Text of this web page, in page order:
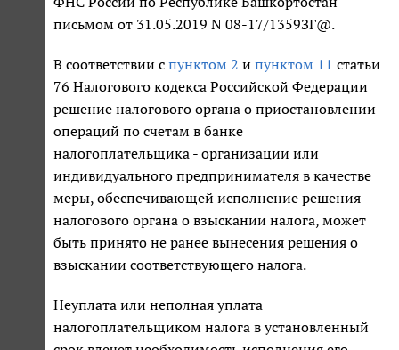
письмом от 31.05.2019 N 08-17/1359ЗГ@.
В соответствии с пунктом 2 и пунктом 11 статьи
76 Налогового кодекса Российской Федерации
решение налогового органа о приостановлении
операций по счетам в банке
налогоплательщика - организации или
индивидуального предпринимателя в качестве
меры, обеспечивающей исполнение решения
налогового органа о взыскании налога, может
быть принято не ранее вынесения решения о
взыскании соответствующего налога.
Неуплата или неполная уплата
налогоплательщиком налога в установленный